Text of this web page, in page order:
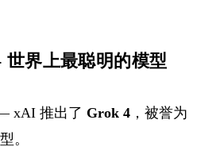
界上最聪明的模型
xAI 推出了 Grok 4 ，被誉为
。